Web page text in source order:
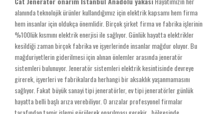
alanında teknolojik ürünler kullandığımız için elektrik kapsamı hem firma
hem insanlar için oldukça önemlidir. Birçok şirket firma ve fabrika işlerinin
%100lük kısmını elektrik enerjisi ile sağlıyor. Günlük hayatta elektrikler
kesildiği zaman birçok fabrika ve işyerlerinde insanlar mağdur oluyor. Bu
mağduriyetlerin giderilmesi için alınan önlemler arasında jeneratör
sistemleri bulunuyor. Jeneratör sistemleri elektrik kesintisinde devreye
girerek, işyerleri ve fabrikalarda herhangi bir aksaklık yaşanmamasını
sağlıyor. Fakat büyük sanayi tipi jeneratörler, ev tipi jeneratörler günlük
hayatta belli başlı arıza verebiliyor. O arızalar profesyonel firmalar